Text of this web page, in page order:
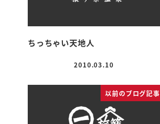
ちっちゃい天地人
投稿日
2010.03.10
以前のブログ記事